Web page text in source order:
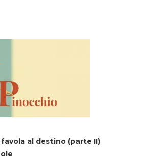
al destino (parte II)